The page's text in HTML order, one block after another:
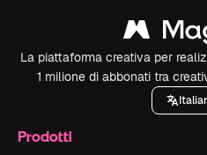
La piattaforma creativa per
1 milione di abbonati tra
Prodotti